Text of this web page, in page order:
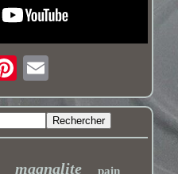
magnalite pain